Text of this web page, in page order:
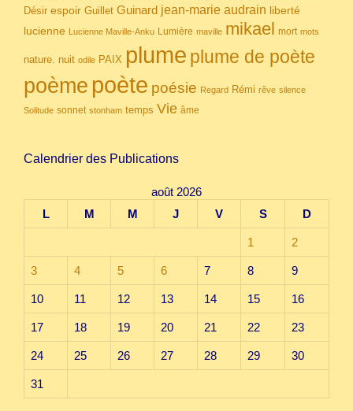
Désir espoir Guillet Guinard jean-marie audrain liberté
lucienne Lucienne Maville-Anku Lumière maville mikael mort mots
nature. nuit odile PAIX plume plume de poète
poème poète poésie Regard Rémi rêve silence
Solitude sonnet stonham temps Vie âme
Calendrier des Publications
août 2026
L
M M J V S D
1 2
3 4 5 6 7 8 9
10 11 12 13 14 15 16
17 18 19 20 21 22 23
24 25 26 27 28 29 30
31